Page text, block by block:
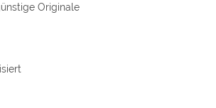
Originale